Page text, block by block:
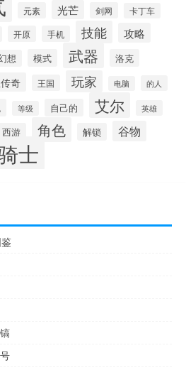
元素 光芒 剑网 卡丁车
开原 手机 技能 攻略
想 模式 武器 洛克
奇 王国 玩家 电脑 的人
等级 自己的 艾尔 英雄
西游 角色 解锁 谷物
士